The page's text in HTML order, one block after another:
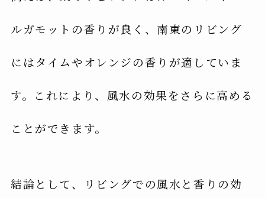
ルガモットの香りが良く、南東のリビング
にはタイムやオレンジの香りが適していま
す。これにより、風水の効果をさらに高める
ことができます。
結論として、リビングでの風水と香りの効